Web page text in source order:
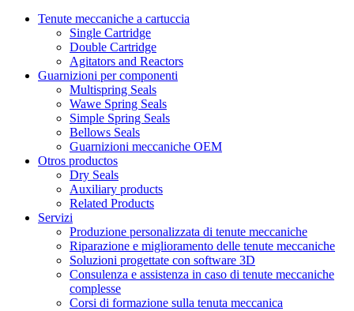
Tenute meccaniche a cartuccia
Single Cartridge
Double Cartridge
Agitators and Reactors
Guarnizioni per componenti
Multispring Seals
Wawe Spring Seals
Simple Spring Seals
Bellows Seals
Guarnizioni meccaniche OEM
Otros productos
Dry Seals
Auxiliary products
Related Products
Servizi
Produzione personalizzata di tenute meccaniche
Riparazione e miglioramento delle tenute meccaniche
Soluzioni progettate con software 3D
Consulenza e assistenza in caso di tenute meccaniche
complesse
Corsi di formazione sulla tenuta meccanica